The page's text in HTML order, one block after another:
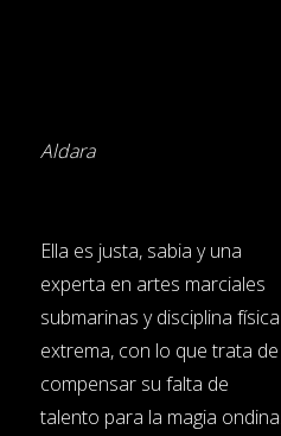
Aldara
Ella es justa, sabia y una
experta en artes marciales
submarinas y disciplina física
extrema, con lo que trata de
compensar su falta de
talento para la magia ondina.